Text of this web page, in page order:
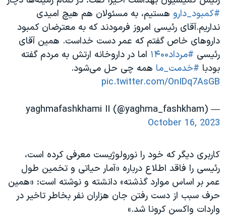
#کمبود_دارو هستیم، به مسئولان هم هیچ امیدی
نداریم.آقای رئیسی امروز فرمودند که به معترضان کمبود
داروهای خاص گفتم که عمر دست خداست. همین آقای
رئیسی #مرداد۱۴۰۰
اما در داروخانه ارتش به مردم گفته
بودبا #خدمت_ما همه چی حل می‌شود.
pic.twitter.com/OnIDq7AsGB
— yaghmafashkhami II (@yaghma_fashkham)
October 16, 2023
کاربری دیگر که خود را نورولوژیست معرفی کرده است،
رئیسی را فاقد اطلاع درباره «آمار حیاتی و تخمین طول
عمر بر اساس موارد گذشته» دانشته و نوشته است: «همین
حرف سبب از دست رفتن جان هزاران نفر بخاطر تاخیر در
واردات واکسن کرونا شد.»